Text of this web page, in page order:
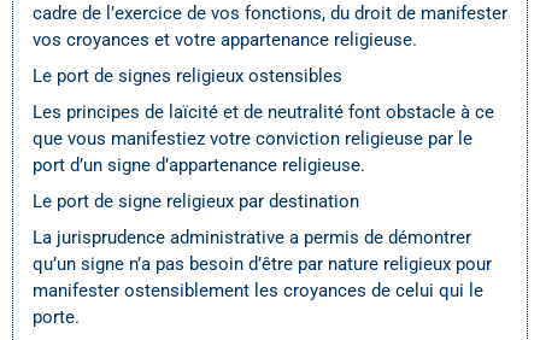
cadre de l’exercice de vos fonctions, du droit de manifester
vos croyances et votre appartenance religieuse.
Le port de signes religieux ostensibles
Les principes de laïcité et de neutralité font obstacle à ce
que vous manifestiez votre conviction religieuse par le
port d’un signe d’appartenance religieuse.
Le port de signe religieux par destination
La jurisprudence administrative a permis de démontrer
qu’un signe n’a pas besoin d’être par nature religieux pour
manifester ostensiblement les croyances de celui qui le
porte.